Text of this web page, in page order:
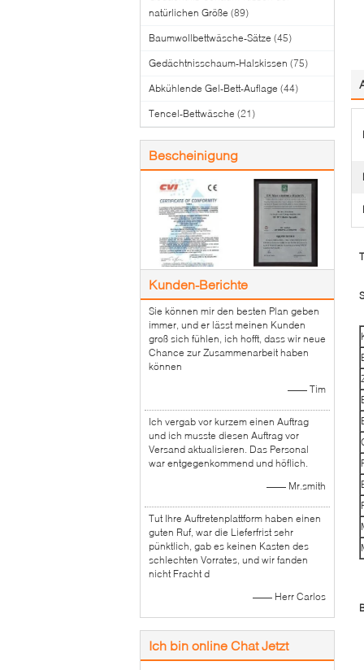
natürlichen Größe (89)
Baumwollbettwäsche-Sätze (45)
Gedächtnisschaum-Halskissen (75)
Abkühlende Gel-Bett-Auflage (44)
Tencel-Bettwäsche (21)
Bescheinigung
Kunden-Berichte
Sie können mir den besten Plan geben
immer, und er lässt meinen Kunden
groß sich fühlen, ich hofft, dass wir neue
Chance zur Zusammenarbeit haben
können
—— Tim
Ich vergab vor kurzem einen Auftrag
und ich musste diesen Auftrag vor
Versand aktualisieren. Das Personal
war entgegenkommend und höflich.
—— Mr.smith
Tut Ihre Auftretenplattform haben einen
guten Ruf, war die Lieferfrist sehr
pünktlich, gab es keinen Kasten des
schlechten Vorrates, und wir fanden
nicht Fracht d
—— Herr Carlos
Ich bin online Chat Jetzt